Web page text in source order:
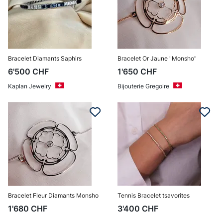
Bracelet Diamants Saphirs
6'500 CHF
Kaplan Jewelry
Bracelet Or Jaune "Monsho"
1'650 CHF
Bijouterie Gregoire
Bracelet Fleur Diamants Monsho
1'680 CHF
Tennis Bracelet tsavorites
3'400 CHF